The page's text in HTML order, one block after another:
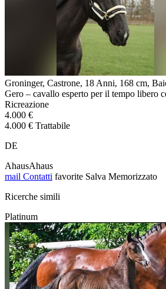
Groninger, Castrone, 18 Anni, 168 cm,
Gero – cavallo esperto per il tempo libero
Ricreazione
4.000 €
4.000 € Trattabile
DE
AhausAhaus
mail Contatti favorite Salva Memorizzato
Ricerche simili
Platinum